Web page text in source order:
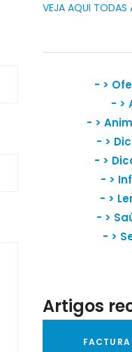
VEJA AQUI TODAS
- >
- >
- >
- >
- >
- >
- >
- >
- >
Artigos